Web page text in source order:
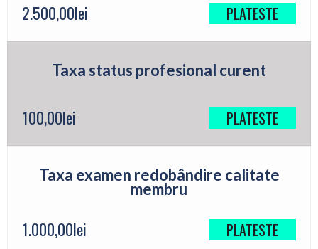
2.500,00lei PLATESTE
Taxa status profesional curent
100,00lei PLATESTE
Taxa examen redobândire calitate
membru
1.000,00lei PLATESTE